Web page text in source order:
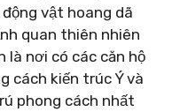
vật hoang dã
quan thiên nhiên
là nơi có các căn hộ
cách kiến ​​trúc Ý và
phong cách nhất